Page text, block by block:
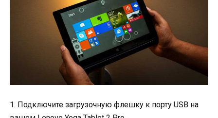
1. Подключите загрузочную флешку к порту USB на